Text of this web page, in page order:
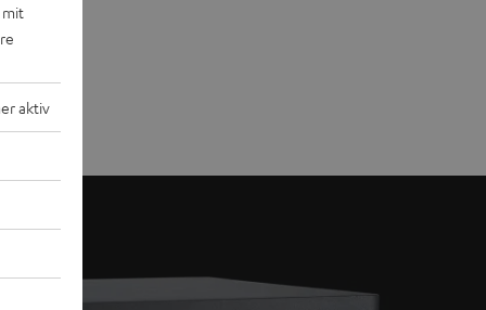
mit
aktiv